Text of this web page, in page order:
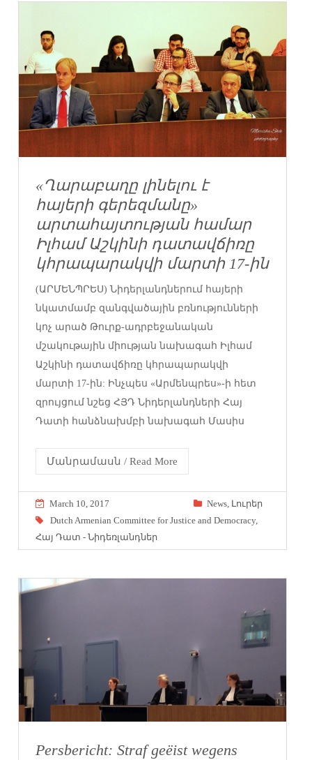
«Ղարաբաղը լինելու է
հայերի գերեզմանը»
արտահայտության համար
Իլհամ Աշկինի դատավճիռը
կհրապարակվի մարտի 17-ին
(ԱՐՄԵՆՊՐԵՍ) Նիդերլանդներում հայերի
նկատմամբ զանգվածային բռնությունների
կոչ արած Թուրք-ադրբեջանական
մշակութային միության նախագահ Իլհամ
Աշկինի դատավճիռը կհրապարակվի
մարտի 17-ին: Ինչպես «Արմենպրես»-ի հետ
զրույցում նշեց ՀՅԴ Նիդերլանդների Հայ
Դատի հանձնախմբի նախագահ Մասիս
Մանրամասն / Read More
March 10, 2017 News, Լուրեր
Dutch Armenian Committee for Justice and Democracy,
Հայ Դատ - Նիդեռլանդներ
Persbericht: Straf geëist wegens